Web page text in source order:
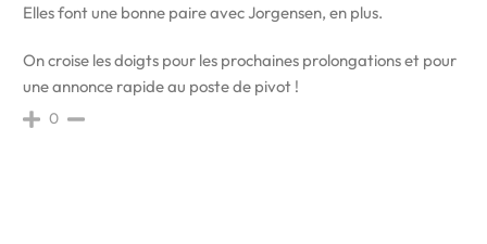
Elles font une bonne paire avec Jorgensen, en plus.
On croise les doigts pour les prochaines prolongations et pour
une annonce rapide au poste de pivot !
0